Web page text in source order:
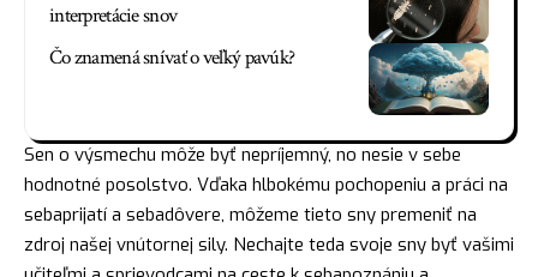
interpretácie snov
Čo znamená snívať o veľký pavúk?
Sen o výsmechu môže byť nepríjemný, no nesie v sebe
hodnotné posolstvo. Vďaka hlbokému pochopeniu a práci na
sebaprijatí a sebadôvere, môžeme tieto sny premeniť na
zdroj našej vnútornej sily. Nechajte teda svoje sny byť vašimi